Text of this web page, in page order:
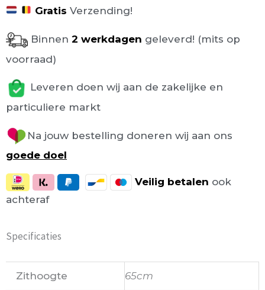
Gratis Verzending!
Binnen 2 werkdagen geleverd! (mits op
voorraad)
Leveren doen wij aan de zakelijke en
particuliere markt
Na jouw bestelling doneren wij aan ons
goede doel
Veilig betalen ook
achteraf
Specificaties
Zithoogte 65cm